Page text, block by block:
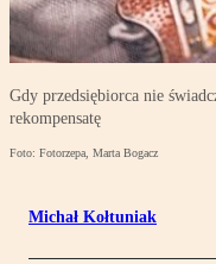
Gdy przedsiębiorca nie
rekompensatę
Foto: Fotorzepa, Marta Bogacz
Michał Kołtuniak